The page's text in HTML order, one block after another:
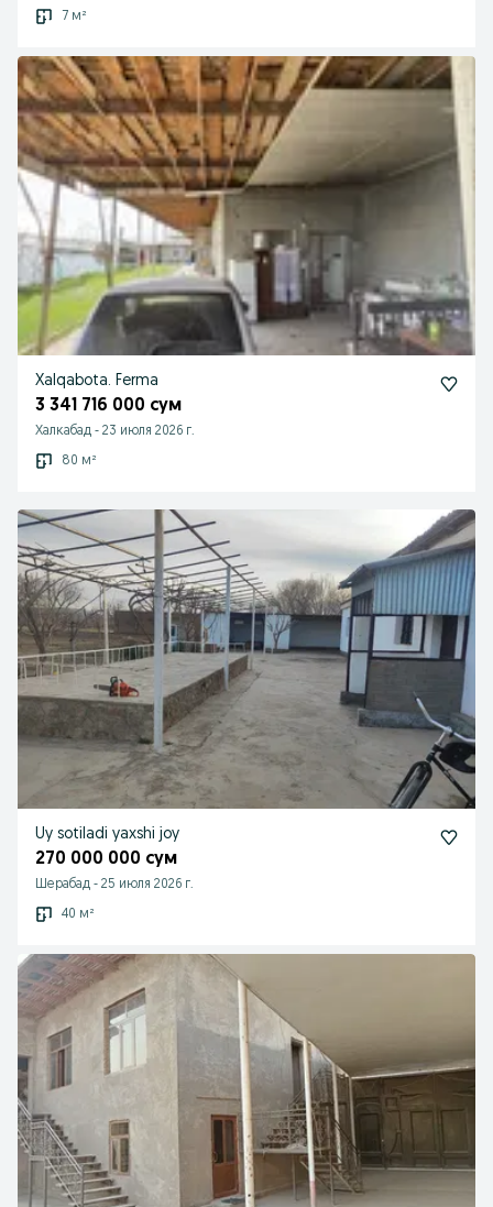
7 м²
Xalqabota. Ferma
3 341 716 000 сум
Халкабад - 23 июля 2026 г.
80 м²
Uy sotiladi yaxshi joy
270 000 000 сум
Шерабад - 25 июля 2026 г.
40 м²